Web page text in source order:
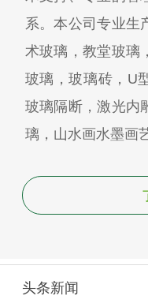
系。本公司专业生
术玻璃，教堂玻璃
玻璃，玻璃砖，U
玻璃隔断，激光内
璃，山水画水墨画
头条新闻